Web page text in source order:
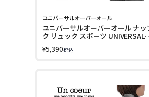
ユニバーサルオーバーオール
ユニバーサルオーバーオール ナッ
ク リュック スポーツ UNIVERSAL
¥5,390税込